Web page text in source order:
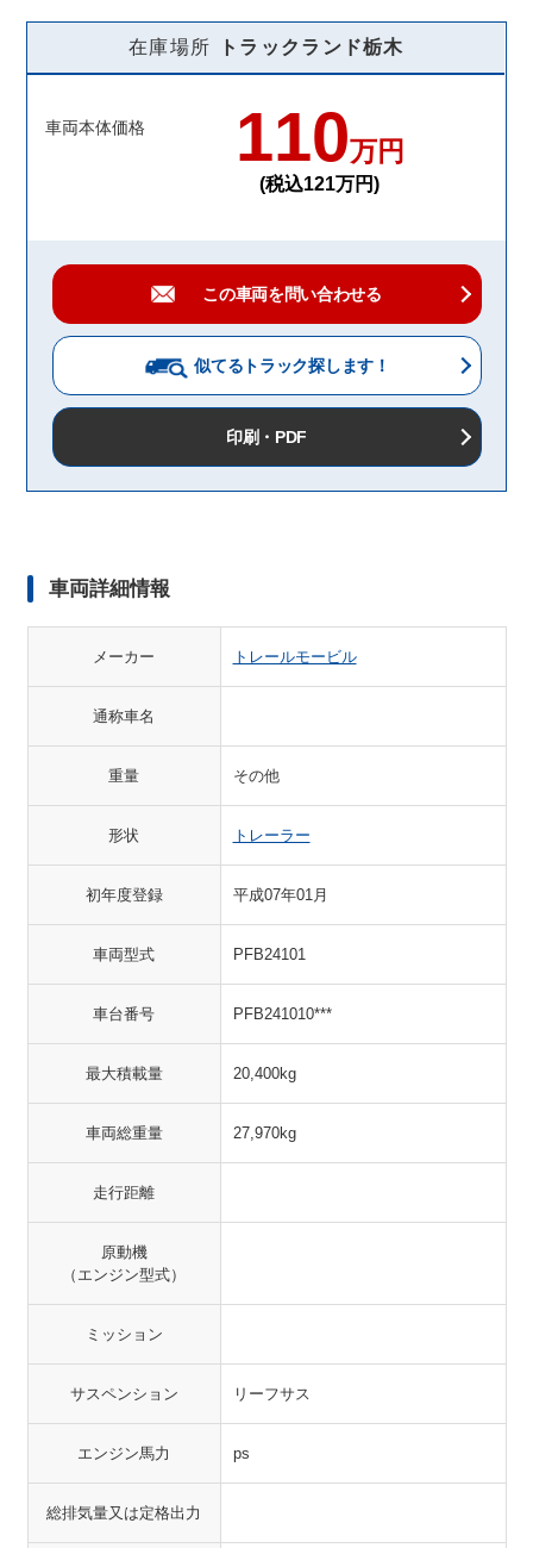
在庫場所 トラックランド栃木
車両本体価格 110万円
(税込121万円)
この車両を問い合わせる
似てるトラック探します！
印刷・PDF
車両詳細情報
メーカー トレールモービル
通称車名
重量 その他
形状 トレーラー
初年度登録 平成07年01月
車両型式 PFB24101
車台番号 PFB241010***
最大積載量 20,400kg
車両総重量 27,970kg
走行距離
原動機
（エンジン型式）
ミッション
サスペンション リーフサス
エンジン馬力 ps
総排気量又は定格出力